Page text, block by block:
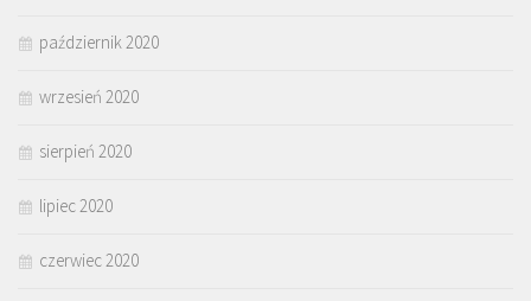
październik 2020
wrzesień 2020
sierpień 2020
lipiec 2020
czerwiec 2020